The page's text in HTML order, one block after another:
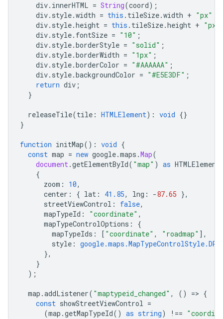
div. innerHTML = String(coord);
div. style.width = this . tileSize.width + "px"
div. style.height = this . tileSize.height + "px"
div. style. fontSize = "10" ;
div. style.borderStyle = "solid" ;
div. style.borderWidth = "1px" ;
div. style.borderColor = "#AAAAAA" ;
div. style.backgroundColor = "#E5E3DF" ;
return div ;
}
releaseTile(tile : HTMLElement) : void {}
}
function initMap() : void {
const map = new google.maps .Map(
document.getElementById( "map" ) as HTMLElement
{
zoom : 10,
center : { lat : 41.85, lng : -87.65 },
streetViewControl : false,
mapTypeId : "coordinate" ,
mapTypeControlOptions :
{
mapTypeIds : [ "coordinate" , "roadmap" ],
style :
},
}
);
map .addListener( "maptypeid_changed" , () => {
const showStreetViewControl =
(map .getMapTypeId() as string) !==